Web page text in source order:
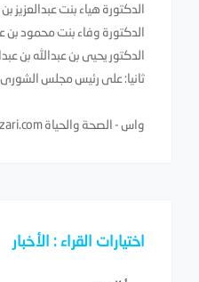
الدكتورة هياء بنت عبدالعزيز بن
الدكتورة وفاء بنت محمود بن
الدكتور يحيى بن عبدالله بن
ثانيا: على رئيس مجلس الشورى
واس - الصحة والحياة talalzari.com
اختيارات القراء : الأخبار